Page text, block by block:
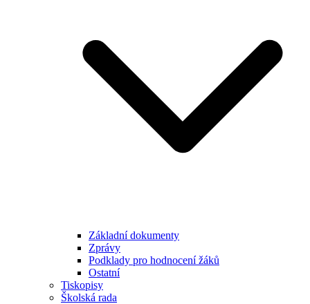
Základní dokumenty
Zprávy
Podklady pro hodnocení žáků
Ostatní
Tiskopisy
Školská rada